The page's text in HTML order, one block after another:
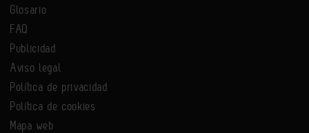
Glosario
FAQ
Publicidad
Aviso legal
Política de privacidad
Política de cookies
Mapa web